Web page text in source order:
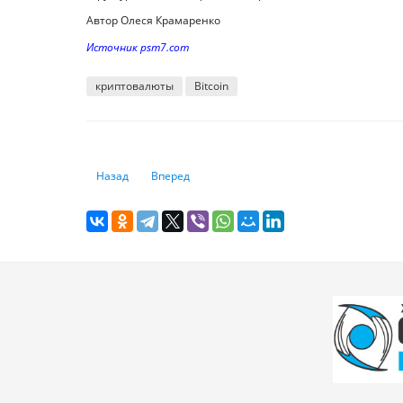
Автор Олеся Крамаренко
Источник psm7.com
криптовалюты Bitcoin
Предыдущий: Как устроен рынок криптовалют в России
Назад Следующий: 5 признаков краха крипторынка
Вперед